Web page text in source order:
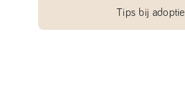
Tips bij adoptie